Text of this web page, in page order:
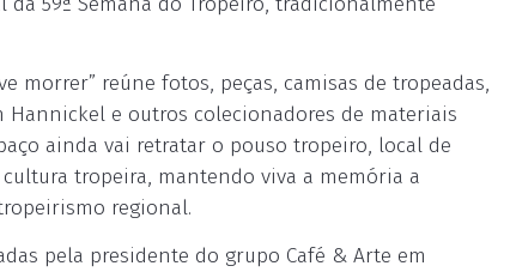
morrer” reúne fotos, peças, camisas de tropeadas,
e outros colecionadores de materiais
ainda vai retratar o pouso tropeiro, local de
tropeira, mantendo viva a memória a
regional.
pela presidente do grupo Café & Arte em